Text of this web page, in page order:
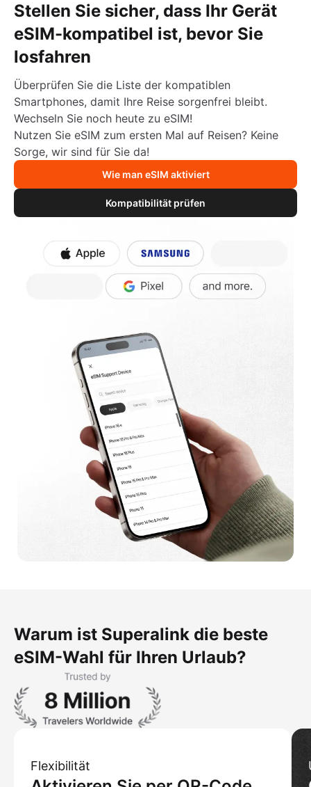
Stellen Sie sicher, dass Ihr Gerät
eSIM-kompatibel ist, bevor Sie
losfahren
Überprüfen Sie die Liste der kompatiblen
Smartphones, damit Ihre Reise sorgenfrei bleibt.
Wechseln Sie noch heute zu eSIM!
Nutzen Sie eSIM zum ersten Mal auf Reisen? Keine
Sorge, wir sind für Sie da!
Wie man eSIM aktiviert
Kompatibilität prüfen
Warum ist Superalink die beste
eSIM-Wahl für Ihren Urlaub?
Flexibilität